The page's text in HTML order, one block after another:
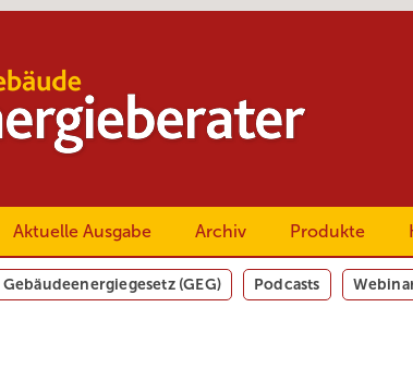
Aktuelle Ausgabe Archiv Produkte
Gebäudeenergiegesetz (GEG) Podcasts